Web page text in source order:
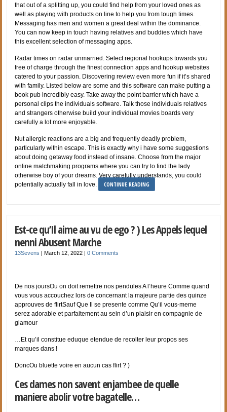
that out of a splitting up, you could find help from your loved ones as
well as playing with products on line to help you from tough times.
Messaging has men and women a great deal within the dominance.
You can now keep in touch having relatives and buddies which have
this excellent selection of messaging apps.
Radar times on radar unmarried. Select regional hookups towards you
free of charge through the finest connection apps and hookup websites
catered to your passion. Discovering review even more fun if it’s shared
with family. Listed below are some and this software can make putting a
book pub incredibly easy. Take away the point barrier which have a
personal clips the individuals software. Talk those individuals relatives
and strangers otherwise build your individual movies boards very
carefully a lot more enjoyable.
Nut allergic reactions are a big and frequently deadly problem,
particularly within escape. This is exactly why i have some suggestions
about doing getaway food instead of insane. Choose from the major
online matchmaking programs where you can try to find the lady
otherwise boy of your dreams. Very carefully understands, you could
potentially actually fall in love.
CONTINUE READING
Est-ce qu’Il aime au vu de ego ? ) Les Appels lequel
nenni Abusent Marche
13Sevens |March 12, 2022 |0 Comments
De nos joursOu on doit remettre nos pendules A l’heure Comme quand
vous vous accouchez lors de concernant la majeure partie des quinze
approuves de flirtSauf Que Il se presente comme Qu’il vous-meme
serez adorable et parfaitement au sein d’un plaisir en compagnie de
glamour
…Et qu’il constitue eduque etendue de recolter leur propos ses
marques dans !
DoncOu bluette voire en aucun cas flirt ? )
Ces dames non savent enjambee de quelle
maniere abolir votre bagatelle…